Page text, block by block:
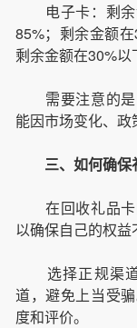
电子卡：剩余
85%；剩余金额
剩余金额在30%以
需要注意的是
能因市场变化、政
三、如何确
在回收礼品卡
以确保自己的权益
选择正规渠道
道，避免上当受
度和评价。